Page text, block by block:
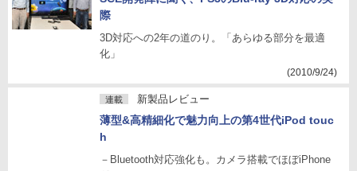
際
3D対応への2年の道のり。「あらゆる部分を最適
化」
(2010/9/24)
連載 新製品レビュー
薄型&高精細化で魅力向上の第4世代iPod touc
h
－Bluetooth対応強化も。カメラ搭載でほぼiPhone